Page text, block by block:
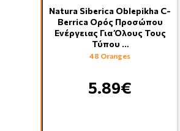
Natura Siberica Oblepikha C-
Berrica Ορός Προσώπου
Ενέργειας Για Όλους Τους
Τύπου …
48 Oranges
5.89€